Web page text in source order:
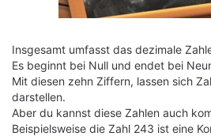
Insgesamt umfasst das dezimale
Es beginnt bei Null und endet bei
Mit diesen zehn Ziffern, lassen sich
darstellen.
Aber du kannst diese Zahlen auch
Beispielsweise die Zahl 243 ist eine